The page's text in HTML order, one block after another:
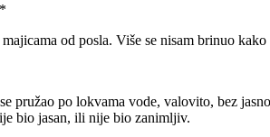
*
od posla. Više se nisam brinuo
po lokvama vode, valovito, bez
bio jasan, ili nije bio zanimljiv.